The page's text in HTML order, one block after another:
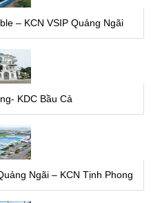
– KCN VSIP Quảng Ngãi
KDC Bầu Cả
Ngãi – KCN Tịnh Phong